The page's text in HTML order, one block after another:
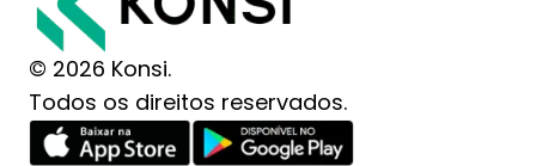
© 2026 Konsi.
Todos os direitos reservados.